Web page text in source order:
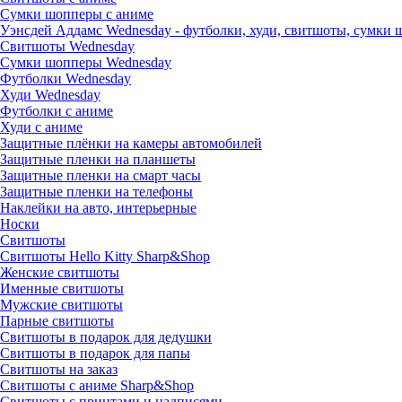
Сумки шопперы с аниме
Уэнсдей Аддамс Wednesday - футболки, худи, свитшоты, сумки
Свитшоты Wednesday
Сумки шопперы Wednesday
Футболки Wednesday
Худи Wednesday
Футболки с аниме
Худи с аниме
Защитные плёнки на камеры автомобилей
Защитные пленки на планшеты
Защитные пленки на смарт часы
Защитные пленки на телефоны
Наклейки на авто, интерьерные
Носки
Свитшоты
Cвитшоты Hello Kitty Sharp&Shop
Женские свитшоты
Именные свитшоты
Мужские свитшоты
Парные свитшоты
Свитшоты в подарок для дедушки
Свитшоты в подарок для папы
Свитшоты на заказ
Свитшоты с аниме Sharp&Shop